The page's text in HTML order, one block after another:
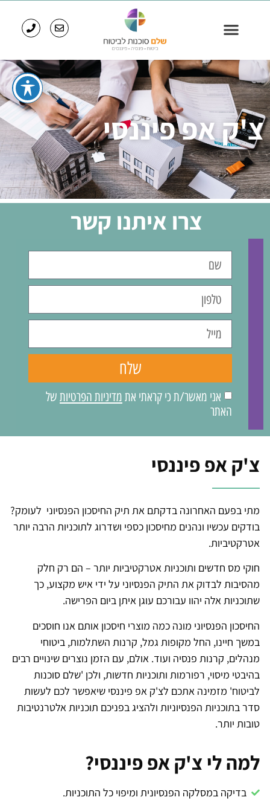
צ'ק אפ פיננסי​
צרו איתנו קשר
אני מאשר/ת כי קראתי את מדיניות הפרטיות של
האתר
שלח
צ'ק אפ פיננסי
מתי בפעם האחרונה בדקתם את תיק החיסכון הפנסיוני לעומק?
בודקים עכשיו ונהנים מחיסכון כספי ושדרוג לתוכניות הרבה יותר
אטרקטיביות.
חוקי מס חדשים ותוכניות אטרקטיביות יותר – הם רק חלק
מהסיבות לבדוק את התיק הפנסיוני על ידי איש מקצוע, כך
שתוכניות אלה יהוו עבורכם עוגן איתן ביום הפרישה.
החיסכון הפנסיוני מונה כמה מוצרי חיסכון אותם אנו חוסכים
במשך חיינו, החל מקופות גמל, קרנות השתלמות, ביטוחי
מנהלים, קרנות פנסיה ועוד. אולם, עם הזמן נוצרים שינויים רבים
בהיבטי מיסוי, רפורמות ותוכניות חדשות, ולכן 'שלם סוכנות
לביטוח' מזמינה אתכם לצ'ק אפ פיננסי שיאפשר לכם לעשות
סדר בתוכניות הפנסיוניות ולהציג בפניכם תוכניות אלטרנטיבות
טובות יותר.
למה לי צ'ק אפ פיננסי?
בדיקה במסלקה הפנסיונית ומיפוי כל התוכניות.